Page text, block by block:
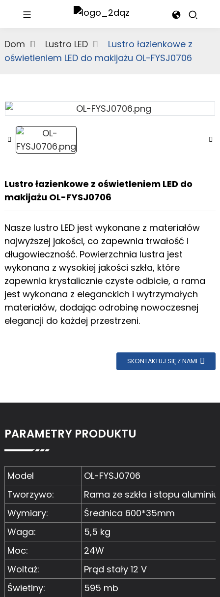
Dom Lustro LED
Lustro łazienkowe z
oświetleniem LED do makijażu OL-FYSJ0706
Lustro łazienkowe z oświetleniem LED do
makijażu OL-FYSJ0706
Nasze lustro LED jest wykonane z materiałów
najwyższej jakości, co zapewnia trwałość i
długowieczność. Powierzchnia lustra jest
wykonana z wysokiej jakości szkła, które
zapewnia krystalicznie czyste odbicie, a rama
jest wykonana z eleganckich i wytrzymałych
materiałów, dodając odrobinę nowoczesnej
elegancji do każdej przestrzeni.
SKONTAKTUJ SIĘ Z NAMI
PARAMETRY PRODUKTU
Model
OL-FYSJ0706
Tworzywo:
Rama ze szkła i stopu
Wymiary:
Średnica 600*35mm
Waga:
5,5 kg
Moc:
24W
Woltaż:
Prąd stały 12 V
Świetlny:
595 mb